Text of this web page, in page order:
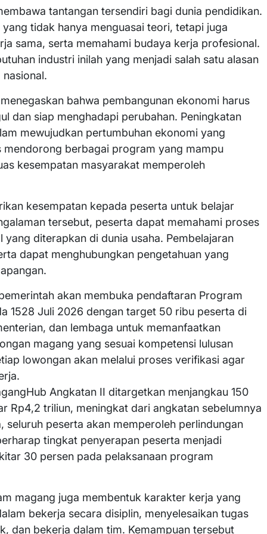
tantangan tersendiri bagi dunia pendidikan.
tidak hanya menguasai teori, tetapi juga
sama, serta memahami budaya kerja profesional.
industri inilah yang menjadi salah satu alasan
bahwa pembangunan ekonomi harus
dan siap menghadapi perubahan. Peningkatan
mewujudkan pertumbuhan ekonomi yang
berbagai program yang mampu
kesempatan masyarakat memperoleh
kesempatan kepada peserta untuk belajar
tersebut, peserta dapat memahami proses
diterapkan di dunia usaha. Pembelajaran
dapat menghubungkan pengetahuan yang
akan membuka pendaftaran Program
1528 Juli 2026 dengan target 50 ribu peserta di
dan lembaga untuk memanfaatkan
magang yang sesuai kompetensi lulusan
lowongan akan melalui proses verifikasi agar
Angkatan II ditargetkan menjangkau 150
Rp4,2 triliun, meningkat dari angkatan sebelumnya
peserta akan memperoleh perlindungan
tingkat penyerapan peserta menjadi
30 persen pada pelaksanaan program
magang juga membentuk karakter kerja yang
bekerja secara disiplin, menyelesaikan tugas
dan bekerja dalam tim. Kemampuan tersebut